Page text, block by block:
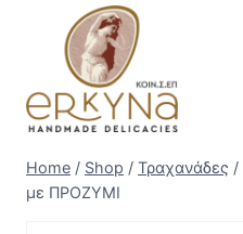
Home / Shop / Τραχανάδες /
με ΠΡΟΖΥΜΙ